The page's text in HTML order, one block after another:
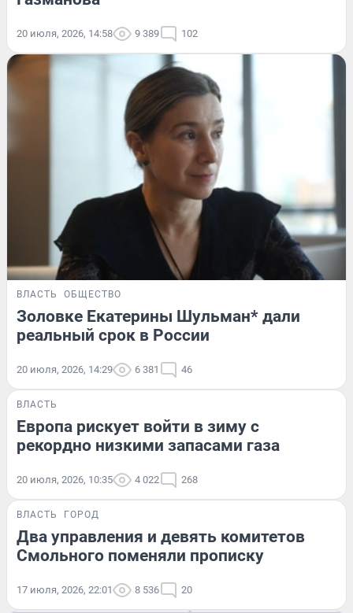
20 июля, 2026, 14:58 9 389 102
ВЛАСТЬ ОБЩЕСТВО
Золовке Екатерины Шульман* дали
реальный срок в России
20 июля, 2026, 14:29 6 381 46
ВЛАСТЬ
Европа рискует войти в зиму с
рекордно низкими запасами газа
20 июля, 2026, 10:35 4 022 268
ВЛАСТЬ ГОРОД
Два управления и девять комитетов
Смольного поменяли прописку
17 июля, 2026, 22:01 8 536 20